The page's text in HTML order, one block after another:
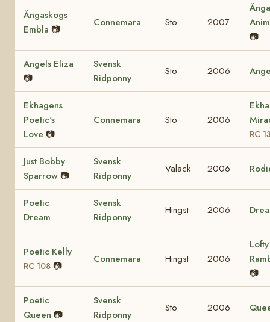
Ängaskogs
Embla 📷
Connemara Sto 2007
📷
Angels Eliza
📷
Svensk
Ridponny
Sto 2006
Ekhagens
Poetic's
Love 📷
Connemara Sto 2006
RC
Just Bobby
Sparrow 📷
Svensk
Ridponny
Valack 2006
Poetic
Dream
Svensk
Ridponny
Hingst 2006
Poetic Kelly
RC 108 📷
Connemara Hingst 2006
📷
Poetic
Queen 📷
Svensk
Ridponny
Sto 2006